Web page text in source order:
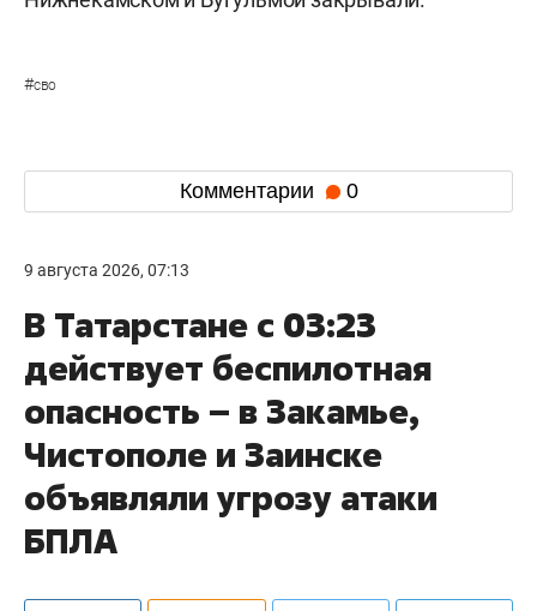
#сво
Комментарии 0
9 августа 2026, 07:13
В Татарстане с 03:23
действует беспилотная
опасность – в Закамье,
Чистополе и Заинске
объявляли угрозу атаки
БПЛА